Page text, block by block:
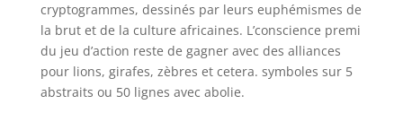
cryptogrammes, dessinés par leurs euphémismes de
la brut et de la culture africaines. L’conscience premi
du jeu d’action reste de gagner avec des alliances
pour lions, girafes, zèbres et cetera. symboles sur 5
abstraits ou 50 lignes avec abolie.